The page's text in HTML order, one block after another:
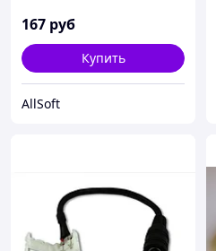
светодиодной ленты
smd2835, 60Д/м.
167 руб
Купить
AllSoft